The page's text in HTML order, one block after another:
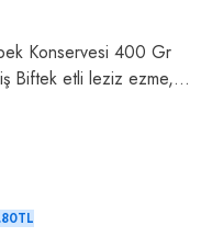
Konservesi 400 Gr
Biftek etli leziz ezme,...